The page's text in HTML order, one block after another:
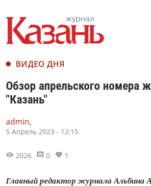
ВИДЕО ДНЯ
Обзор апрельского номера
"Казань"
admin,
5 Апрель 2023 - 12:15
2026 0 1
Главный редактор журнала Альбина